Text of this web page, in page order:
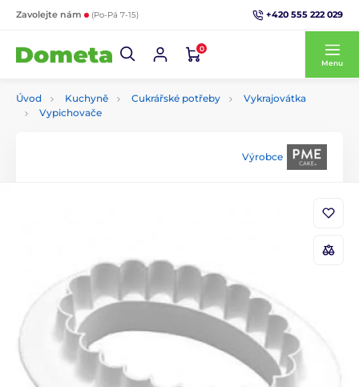
Zavolejte nám (Po-Pá 7-15) +420 555 222 029
0
Menu
Úvod Kuchyně Cukrářské potřeby
Vykrajovátka
Vypichovače
Výrobce